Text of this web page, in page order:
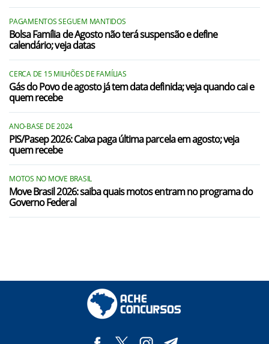
PAGAMENTOS SEGUEM MANTIDOS
Bolsa Família de Agosto não terá suspensão e define
calendário; veja datas
CERCA DE 15 MILHÕES DE FAMÍLIAS
Gás do Povo de agosto já tem data definida; veja quando cai e
quem recebe
ANO-BASE DE 2024
PIS/Pasep 2026: Caixa paga última parcela em agosto; veja
quem recebe
MOTOS NO MOVE BRASIL
Move Brasil 2026: saiba quais motos entram no programa do
Governo Federal